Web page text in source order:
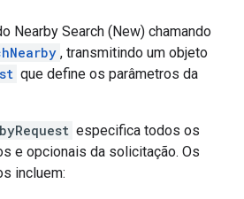
Nearby Search (New) chamando
, transmitindo um objeto
que define os parâmetros da
especifica todos os
e opcionais da solicitação. Os
incluem: